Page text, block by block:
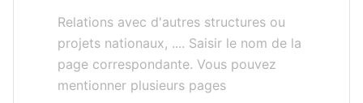
Relations avec d'autres structures ou
projets nationaux, .... Saisir le nom de la
page correspondante. Vous pouvez
mentionner plusieurs pages